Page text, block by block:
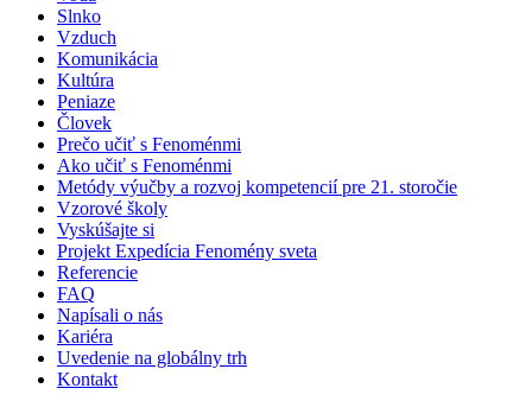
Slnko
Vzduch
Komunikácia
Kultúra
Peniaze
Človek
Prečo učiť s Fenoménmi
Ako učiť s Fenoménmi
Metódy výučby a rozvoj kompetencií pre 21. storočie
Vzorové školy
Vyskúšajte si
Projekt Expedícia Fenomény sveta
Referencie
FAQ
Napísali o nás
Kariéra
Uvedenie na globálny trh
Kontakt